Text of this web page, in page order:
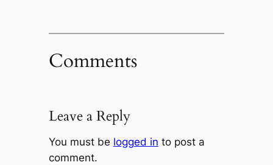
Comments
Leave a Reply
You must be logged in to post a
comment.